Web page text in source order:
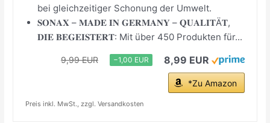
bei gleichzeitiger Schonung der Umwelt.
𝐒𝐎𝐍𝐀𝐗 – 𝐌𝐀𝐃𝐄 𝐈𝐍 𝐆𝐄𝐑𝐌𝐀𝐍𝐘 – 𝐐𝐔𝐀𝐋𝐈𝐓Ä𝐓,
𝐃𝐈𝐄 𝐁𝐄𝐆𝐄𝐈𝐒𝐓𝐄𝐑𝐓: Mit über 450 Produkten für...
9,99 EUR −1,00 EUR 8,99 EUR
*Zu Amazon
Preis inkl. MwSt., zzgl. Versandkosten